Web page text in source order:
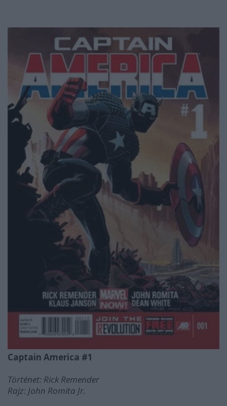
Captain America #1
Történet: Rick Remender
Rajz: John Romita Jr.